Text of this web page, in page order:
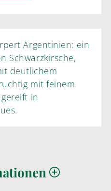
Argentinien: ein
Schwarzkirsche,
deutlichem
mit feinem
in